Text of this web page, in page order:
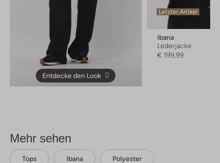
Entdecke den Look
Letzter Artikel
Ibana
Lederjacke
€ 199,99
Mehr sehen
Tops Ibana Polyester